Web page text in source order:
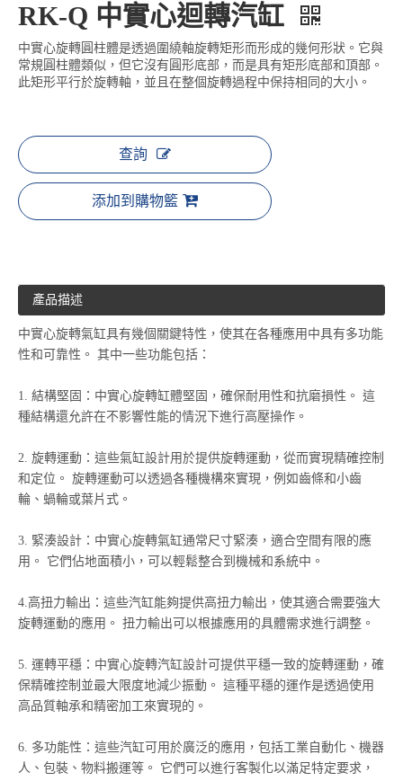
RK-Q 中實心迴轉汽缸
中實心旋轉圓柱體是透過圍繞軸旋轉矩形而形成的幾何形狀。它與
常規圓柱體類似，但它沒有圓形底部，而是具有矩形底部和頂部。
此矩形平行於旋轉軸，並且在整個旋轉過程中保持相同的大小。
查詢
添加到購物籃
產品描述
中實心旋轉氣缸具有幾個關鍵特性，使其在各種應用中具有多功能
性和可靠性。 其中一些功能包括：
1. 結構堅固：中實心旋轉缸體堅固，確保耐用性和抗磨損性。 這
種結構還允許在不影響性能的情況下進行高壓操作。
2. 旋轉運動：這些氣缸設計用於提供旋轉運動，從而實現精確控制
和定位。 旋轉運動可以透過各種機構來實現，例如齒條和小齒
輪、蝸輪或葉片式。
3. 緊湊設計：中實心旋轉氣缸通常尺寸緊湊，適合空間有限的應
用。 它們佔地面積小，可以輕鬆整合到機械和系統中。
4.高扭力輸出：這些汽缸能夠提供高扭力輸出，使其適合需要強大
旋轉運動的應用。 扭力輸出可以根據應用的具體需求進行調整。
5. 運轉平穩：中實心旋轉汽缸設計可提供平穩一致的旋轉運動，確
保精確控制並最大限度地減少振動。 這種平穩的運作是透過使用
高品質軸承和精密加工來實現的。
6. 多功能性：這些汽缸可用於廣泛的應用，包括工業自動化、機器
人、包裝、物料搬運等。 它們可以進行客製化以滿足特定要求，